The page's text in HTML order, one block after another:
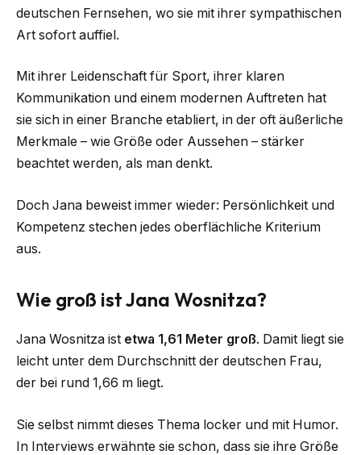
deutschen Fernsehen, wo sie mit ihrer sympathischen
Art sofort auffiel.
Mit ihrer Leidenschaft für Sport, ihrer klaren
Kommunikation und einem modernen Auftreten hat
sie sich in einer Branche etabliert, in der oft äußerliche
Merkmale – wie Größe oder Aussehen – stärker
beachtet werden, als man denkt.
Doch Jana beweist immer wieder: Persönlichkeit und
Kompetenz stechen jedes oberflächliche Kriterium
aus.
Wie groß ist Jana Wosnitza?
Jana Wosnitza ist etwa 1,61 Meter groß. Damit liegt sie
leicht unter dem Durchschnitt der deutschen Frau,
der bei rund 1,66 m liegt.
Sie selbst nimmt dieses Thema locker und mit Humor.
In Interviews erwähnte sie schon, dass sie ihre Größe